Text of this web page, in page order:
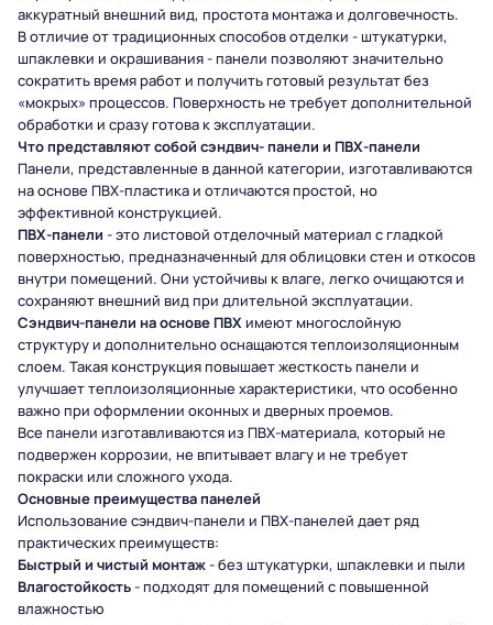
аккуратный внешний вид, простота монтажа и долговечность.
В отличие от традиционных способов отделки - штукатурки,
шпаклевки и окрашивания - панели позволяют значительно
сократить время работ и получить готовый результат без
«мокрых» процессов. Поверхность не требует дополнительной
обработки и сразу готова к эксплуатации.
Что представляют собой сэндвич- панели и ПВХ-панели
Панели, представленные в данной категории, изготавливаются
на основе ПВХ-пластика и отличаются простой, но
эффективной конструкцией.
ПВХ-панели - это листовой отделочный материал с гладкой
поверхностью, предназначенный для облицовки стен и откосов
внутри помещений. Они устойчивы к влаге, легко очищаются и
сохраняют внешний вид при длительной эксплуатации.
Сэндвич-панели на основе ПВХ имеют многослойную
структуру и дополнительно оснащаются теплоизоляционным
слоем. Такая конструкция повышает жесткость панели и
улучшает теплоизоляционные характеристики, что особенно
важно при оформлении оконных и дверных проемов.
Все панели изготавливаются из ПВХ-материала, который не
подвержен коррозии, не впитывает влагу и не требует
покраски или сложного ухода.
Основные преимущества панелей
Использование сэндвич-панели и ПВХ-панелей дает ряд
практических преимуществ:
Быстрый и чистый монтаж- без штукатурки, шпаклевки и пыли
Влагостойкость- подходят для помещений с повышенной
влажностью